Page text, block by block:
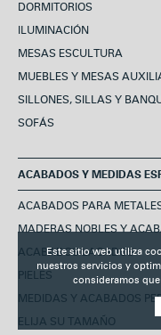
DORMITORIOS
ILUMINACIÓN
MESAS ESCULTURA
MUEBLES Y MESAS
SILLONES, SILLAS Y
SOFÁS
ACABADOS Y MEDIDAS
ACABADOS PARA
MADERAS NOBLES Y
ACABADOS LACADOS
PIELES
MEDIDAS Y ACABADOS
ELIJA SU TAMAÑO
Este sitio web utiliza
nuestros servicios y
consideramos